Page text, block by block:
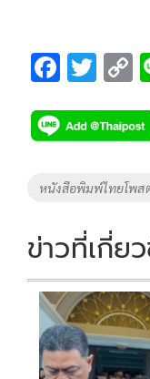
F
e
b
o
k
T
tt
er
C
p
y
k
Tags
หนังสือพิมพ์ไทยโพส
ข่าวที่เกี่ย